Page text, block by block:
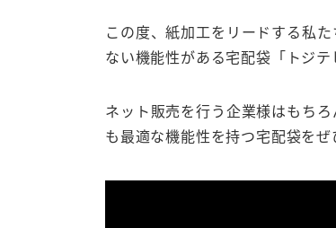
この度、紙加工をリードする私た
ない機能性がある宅配袋「トジテ
ネット販売を行う企業様はもち
も最適な機能性を持つ宅配袋をぜ